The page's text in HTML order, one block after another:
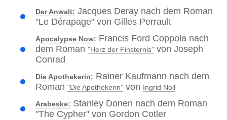
Der Anwalt: Jacques Deray nach dem Roman
"Le Dérapage" von Gilles Perrault
Apocalypse Now: Francis Ford Coppola nach
dem Roman "Herz der Finsternis" von Joseph
Conrad
Die Apothekerin: Rainer Kaufmann nach dem
Roman "Die Apothekerin" von Ingrid Noll
Arabeske: Stanley Donen nach dem Roman
"The Cypher" von Gordon Cotler